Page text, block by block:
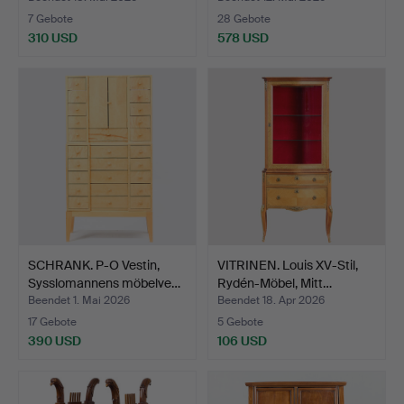
7 Gebote
310 USD
28 Gebote
578 USD
SCHRANK. P-O Vestin,
Sysslomannens möbelve…
Beendet 1. Mai 2026
17 Gebote
390 USD
VITRINEN. Louis XV-Stil,
Rydén-Möbel, Mitt…
Beendet 18. Apr 2026
5 Gebote
106 USD